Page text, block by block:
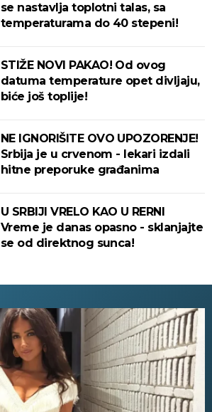
se nastavlja toplotni talas, sa
temperaturama do 40 stepeni!
STIŽE NOVI PAKAO! Od ovog
datuma temperature opet divljaju,
biće još toplije!
NE IGNORIŠITE OVO UPOZORENJE!
Srbija je u crvenom - lekari izdali
hitne preporuke građanima
U SRBIJI VRELO KAO U RERNI
Vreme je danas opasno - sklanjajte
se od direktnog sunca!